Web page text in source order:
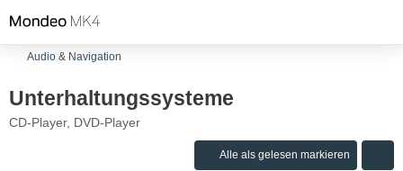
Audio & Navigation
Unterhaltungssysteme
CD-Player, DVD-Player
Alle als gelesen markieren